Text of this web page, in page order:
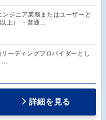
ンジニア業務またはユーザーと
上） ・普通…
ーディングプロバイダーとし
…
詳細を見る